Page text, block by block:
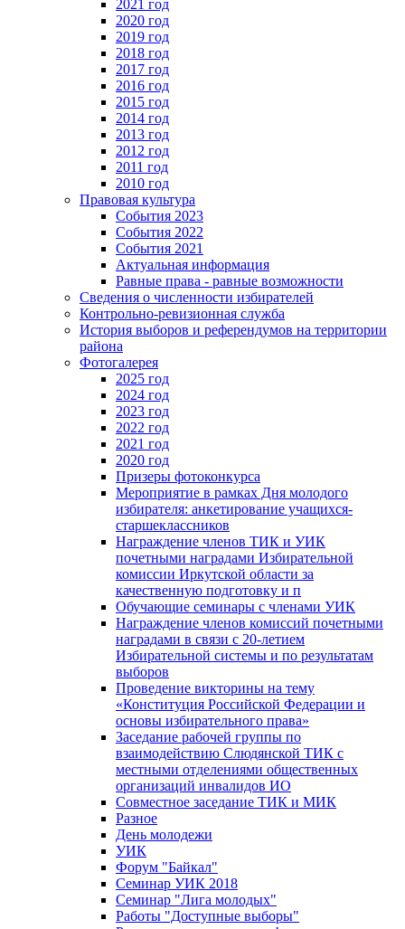
2021 год
2020 год
2019 год
2018 год
2017 год
2016 год
2015 год
2014 год
2013 год
2012 год
2011 год
2010 год
Правовая культура
События 2023
События 2022
События 2021
Актуальная информация
Равные права - равные возможности
Сведения о численности избирателей
Контрольно-ревизионная служба
История выборов и референдумов на территории
района
Фотогалерея
2025 год
2024 год
2023 год
2022 год
2021 год
2020 год
Призеры фотоконкурса
Мероприятие в рамках Дня молодого
избирателя: анкетирование учащихся-
старшеклассников
Награждение членов ТИК и УИК
почетными наградами Избирательной
комиссии Иркутской области за
качественную подготовку и п
Обучающие семинары с членами УИК
Награждение членов комиссий почетными
наградами в связи с 20-летием
Избирательной системы и по результатам
выборов
Проведение викторины на тему
«Конституция Российской Федерации и
основы избирательного права»
Заседание рабочей группы по
взаимодействию Слюдянской ТИК с
местными отделениями общественных
организаций инвалидов ИО
Совместное заседание ТИК и МИК
Разное
День молодежи
УИК
Форум "Байкал"
Семинар УИК 2018
Семинар "Лига молодых"
Работы "Доступные выборы"